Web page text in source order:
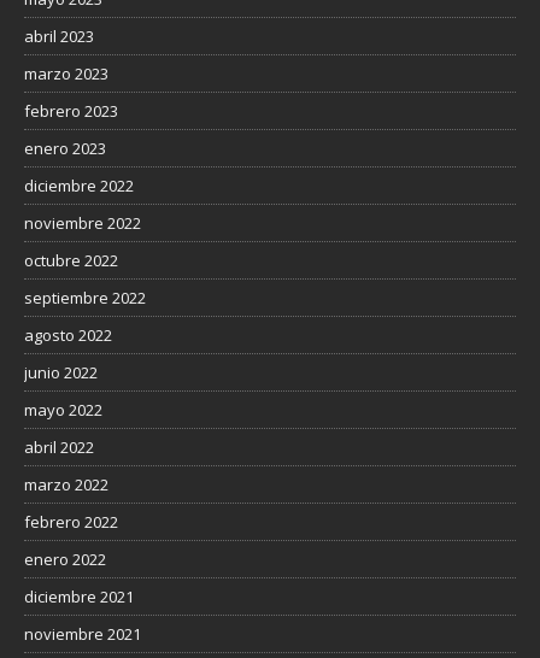
abril 2023
marzo 2023
febrero 2023
enero 2023
diciembre 2022
noviembre 2022
octubre 2022
septiembre 2022
agosto 2022
junio 2022
mayo 2022
abril 2022
marzo 2022
febrero 2022
enero 2022
diciembre 2021
noviembre 2021